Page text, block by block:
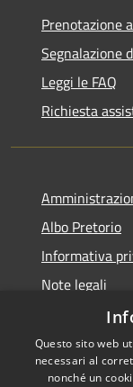
Prenotazione
Segnalazione
Leggi le FAQ
Richiesta
Albo Pretorio
Informativa
Note legali
Dichiarazione
Questo sito web
necessari al
nonché un